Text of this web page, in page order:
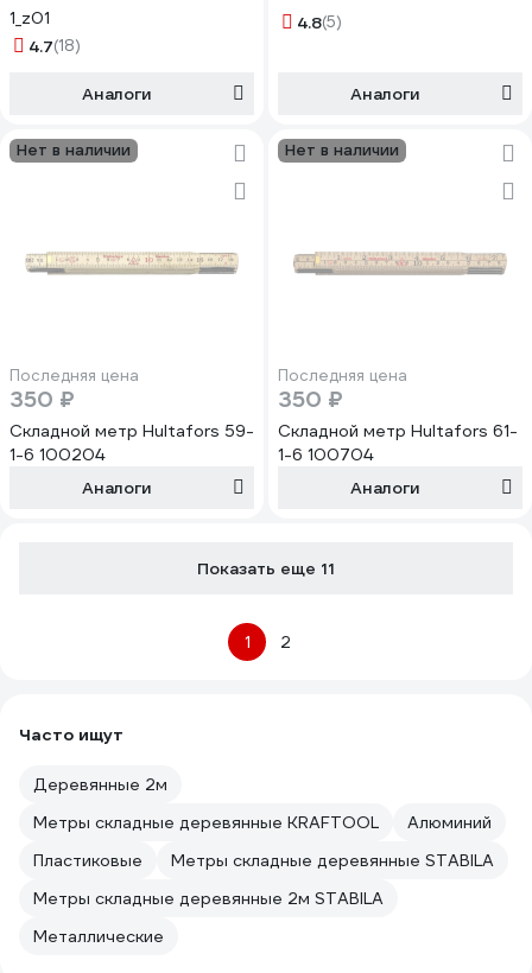
1_z01
4.7(18)
Аналоги
4.8(5)
Аналоги
Нет в наличии
Последняя цена
350 ₽
Складной метр Hultafors 59-
1-6 100204
Аналоги
Нет в наличии
Последняя цена
350 ₽
Складной метр Hultafors 61-
1-6 100704
Аналоги
Показать еще 11
1 2
Часто ищут
Деревянные 2м
Метры складные деревянные KRAFTOOL
Алюминий
Пластиковые
Метры складные деревянные STABILA
Метры складные деревянные 2м STABILA
Металлические